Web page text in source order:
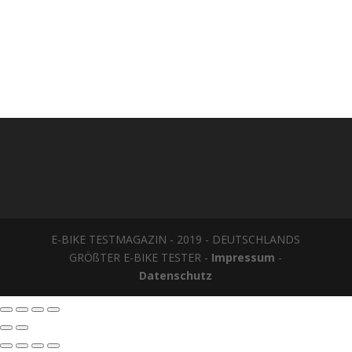
E-BIKE TESTMAGAZIN - 2019 - DEUTSCHLANDS
GRÖßTER E-BIKE TESTER - Impressum -
Datenschutz